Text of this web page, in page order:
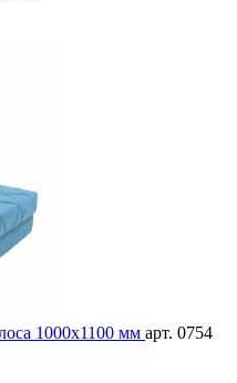
1000х1100 мм арт. 0754